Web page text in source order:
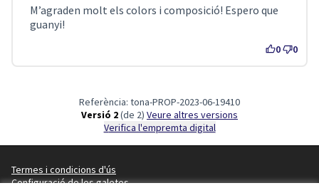
M’agraden molt els colors i composició! Espero que
guanyi!
0 0
Referència: tona-PROP-2023-06-19410
Versió 2(de 2)
veure altres versions
Verifica l'empremta digital
Termes i condicions d'ús
Configuració de les galetes